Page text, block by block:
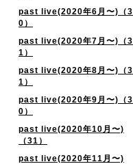
past live(2020年6月〜)（3
0）
past live(2020年7月〜)（3
1）
past live(2020年8月〜)（3
1）
past live(2020年9月〜)（3
0）
past live(2020年10月〜)
（31）
past live(2020年11月〜)